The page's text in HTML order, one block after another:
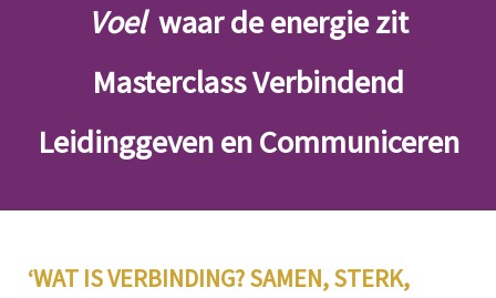
Voelwaar de energie zit
Masterclass Verbindend
Leidinggeven en Communiceren
‘WAT IS VERBINDING? SAMEN, STERK,